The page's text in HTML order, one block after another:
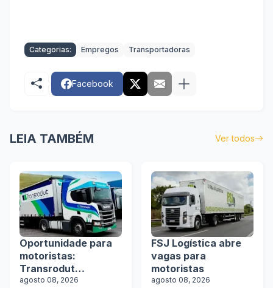
Categorias: Empregos Transportadoras
Facebook
LEIA TAMBÉM Ver todos
Oportunidade para
motoristas:
Transrodut
Transportes abre
agosto 08, 2026
FSJ Logística abre
vagas para
motoristas
agosto 08, 2026